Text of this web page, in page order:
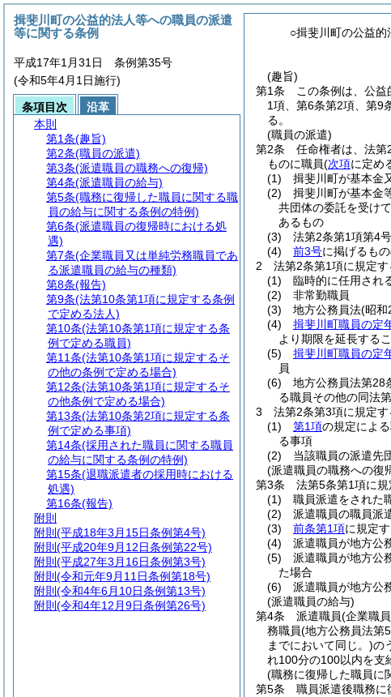
○揖斐川町の公益的
(趣旨)
第1条
この条例は、公
1項、第6条第2項、第9
る。
(職員の派遣)
第2条
任命権者は、法第
ものに職員(次項に定め
(1)
揖斐川町が基本金
(2)
揖斐川町が基本金
共団体の委託を受け
あるもの
(3)
法第2条第1項第4
(4)
前3号に掲げるも
2
法第2条第1項に規定す
(1)
臨時的に任用され
(2)
非常勤職員
(3)
地方公務員法(昭和
(4)
揖斐川町職員の定
より期限を延長する
(5)
揖斐川町職員の定
員
(6)
地方公務員法第28
る職員その他の同法
3
法第2条第3項に規定す
(1)
第1項の規定によ
る事項
(2)
当該職員の派遣先
(派遣職員の職務への復
第3条
法第5条第1項に規
(1)
職員派遣をされた
(2)
派遣職員の職員派
(3)
前条第1項に規定
(4)
派遣職員が地方公
(5)
派遣職員が地方公
た場合
(6)
派遣職員が地方公
(派遣職員の給与)
第4条
派遣職員(企業職員
務職員(地方公務員法第
までにおいて同じ。)の
れ100分の100以内を支
(職務に復帰した職員に
第5条
職員派遣後職務に
揖斐川町の公益的法人等への職員の派遣
等に関する条例
平成17年1月31日 条例第35号
(令和5年4月1日施行)
条項目次
沿革
本則
第1条(趣旨)
第2条(職員の派遣)
第3条(派遣職員の職務への復帰)
第4条(派遣職員の給与)
第5条(職務に復帰した職員に関する職
員の給与に関する条例の特例)
第6条(派遣職員の復帰時における処
遇)
第7条(企業職員又は単純労務職員であ
る派遣職員の給与の種類)
第8条(報告)
第9条(法第10条第1項に規定する条例
で定める法人)
第10条(法第10条第1項に規定する条
例で定める職員)
第11条(法第10条第1項に規定するそ
の他の条例で定める場合)
第12条(法第10条第1項に規定するそ
の他条例で定める場合)
第13条(法第10条第2項に規定する条
例で定める事項)
第14条(採用された職員に関する職員
の給与に関する条例の特例)
第15条(退職派遣者の採用時における
処遇)
第16条(報告)
附則
附則 (平成18年3月15日条例第4号)
附則 (平成20年9月12日条例第22号)
附則 (平成27年3月16日条例第3号)
附則 (令和元年9月11日条例第18号)
附則 (令和4年6月10日条例第13号)
附則 (令和4年12月9日条例第26号)